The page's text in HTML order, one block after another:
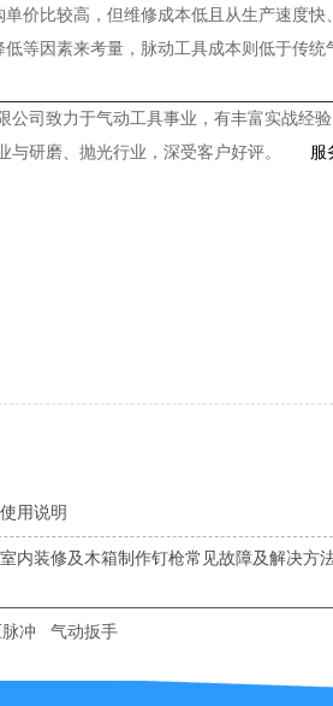
价比较高，但维修成本低且从生产速度快
等因素来考量，脉动工具成本则低于传统
公司致力于气动工具事业，有丰富实战经
与研磨、抛光行业，深受客户好评。
服
用说明
内装修及木箱制作钉枪常见故障及解决方
冲 气动扳手